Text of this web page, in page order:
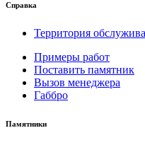
Справка
Территория
Примеры работ
Поставить памятник
Вызов менеджера
Габбро
Памятники